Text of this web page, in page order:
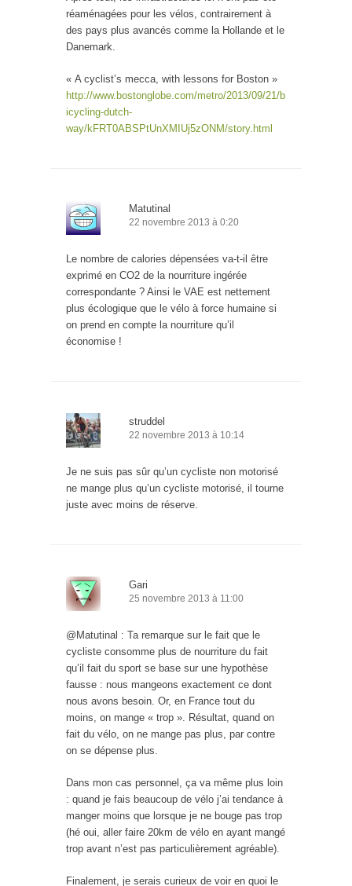
réaménagées pour les vélos, contrairement à
des pays plus avancés comme la Hollande et le
Danemark.
« A cyclist’s mecca, with lessons for Boston »
http://www.bostonglobe.com/metro/2013/09/21/b
icycling-dutch-
way/kFRT0ABSPtUnXMIUj5zONM/story.html
Matutinal
22 novembre 2013 à 0:20
Le nombre de calories dépensées va-t-il être
exprimé en CO2 de la nourriture ingérée
correspondante ? Ainsi le VAE est nettement
plus écologique que le vélo à force humaine si
on prend en compte la nourriture qu’il
économise !
struddel
22 novembre 2013 à 10:14
Je ne suis pas sûr qu’un cycliste non motorisé
ne mange plus qu’un cycliste motorisé, il tourne
juste avec moins de réserve.
Gari
25 novembre 2013 à 11:00
@Matutinal : Ta remarque sur le fait que le
cycliste consomme plus de nourriture du fait
qu’il fait du sport se base sur une hypothèse
fausse : nous mangeons exactement ce dont
nous avons besoin. Or, en France tout du
moins, on mange « trop ». Résultat, quand on
fait du vélo, on ne mange pas plus, par contre
on se dépense plus.
Dans mon cas personnel, ça va même plus loin
: quand je fais beaucoup de vélo j’ai tendance à
manger moins que lorsque je ne bouge pas trop
(hé oui, aller faire 20km de vélo en ayant mangé
trop avant n’est pas particulièrement agréable).
Finalement, je serais curieux de voir en quoi le